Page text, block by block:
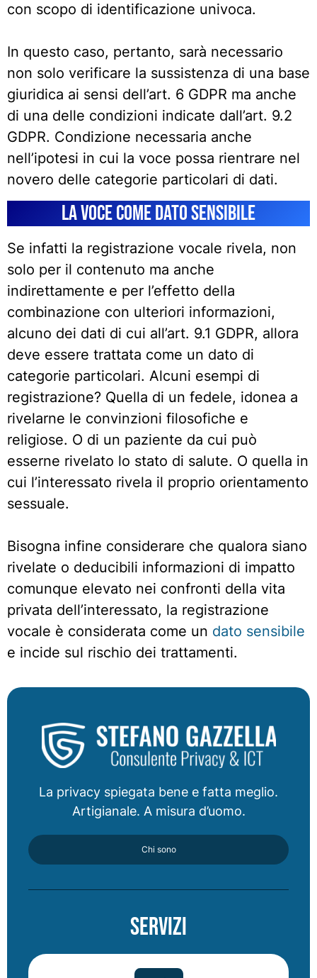
con scopo di identificazione univoca.
In questo caso, pertanto, sarà necessario
non solo verificare la sussistenza di una base
giuridica ai sensi dell’art. 6 GDPR ma anche
di una delle condizioni indicate dall’art. 9.2
GDPR. Condizione necessaria anche
nell’ipotesi in cui la voce possa rientrare nel
novero delle categorie particolari di dati.
La voce come dato sensibile
Se infatti la registrazione vocale rivela, non
solo per il contenuto ma anche
indirettamente e per l’effetto della
combinazione con ulteriori informazioni,
alcuno dei dati di cui all’art. 9.1 GDPR, allora
deve essere trattata come un dato di
categorie particolari. Alcuni esempi di
registrazione? Quella di un fedele, idonea a
rivelarne le convinzioni filosofiche e
religiose. O di un paziente da cui può
esserne rivelato lo stato di salute. O quella in
cui l’interessato rivela il proprio orientamento
sessuale.
Bisogna infine considerare che qualora siano
rivelate o deducibili informazioni di impatto
comunque elevato nei confronti della vita
privata dell’interessato, la registrazione
vocale è considerata come un dato sensibile
e incide sul rischio dei trattamenti.
La privacy spiegata bene e fatta meglio.
Artigianale. A misura d’uomo.
Chi sono
Servizi